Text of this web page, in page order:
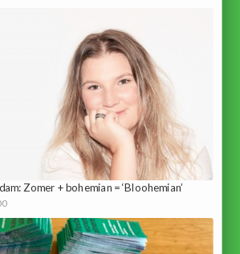
Zomer + bohemian = ‘Bloohemian’